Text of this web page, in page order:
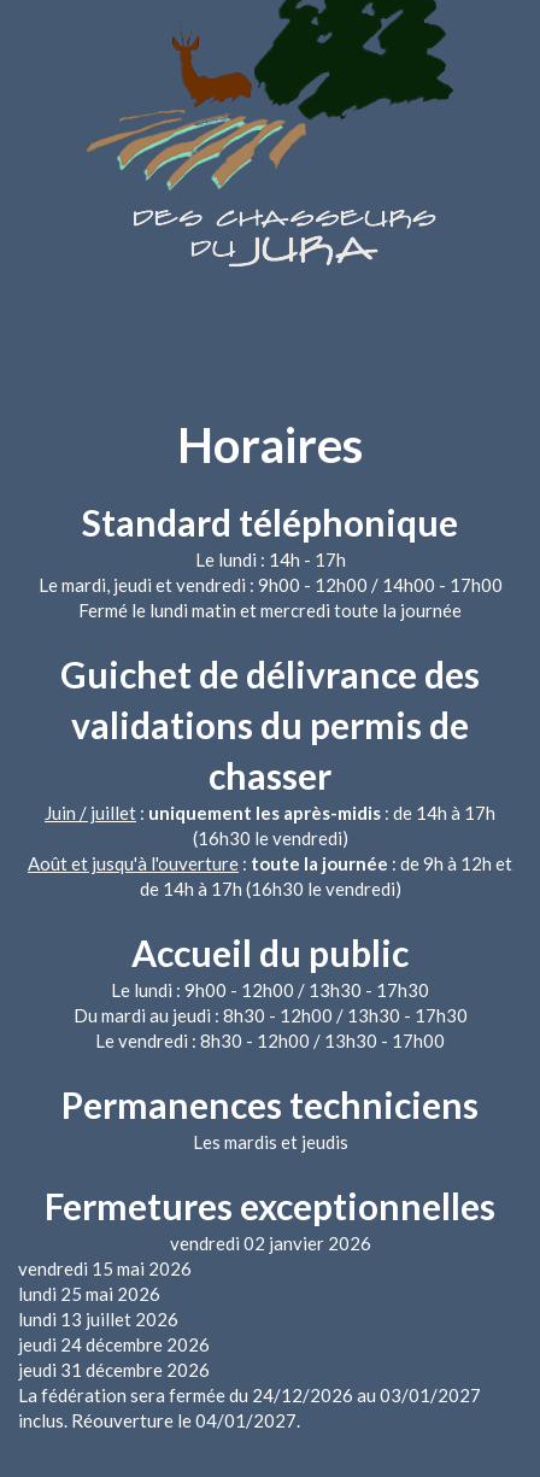
Horaires
Standard téléphonique
Le lundi : 14h - 17h
Le mardi, jeudi et vendredi : 9h00 - 12h00 / 14h00 - 17h00
Fermé le lundi matin et mercredi toute la journée
Guichet de délivrance des
validations du permis de
chasser
Juin / juillet : uniquement les après-midis : de 14h à 17h
(16h30 le vendredi)
Août et jusqu'à l'ouverture : toute la journée : de 9h à 12h et
de 14h à 17h (16h30 le vendredi)
Accueil du public
Le lundi : 9h00 - 12h00 / 13h30 - 17h30
Du mardi au jeudi : 8h30 - 12h00 / 13h30 - 17h30
Le vendredi : 8h30 - 12h00 / 13h30 - 17h00
Permanences techniciens
Les mardis et jeudis
Fermetures exceptionnelles
vendredi 02 janvier 2026
vendredi 15 mai 2026
lundi 25 mai 2026
lundi 13 juillet 2026
jeudi 24 décembre 2026
jeudi 31 décembre 2026
La fédération sera fermée du 24/12/2026 au 03/01/2027
inclus. Réouverture le 04/01/2027.